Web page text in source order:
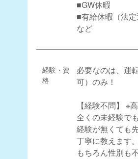
■GW休暇
■有給休暇（法定
など
経験・資
格
必要なのは、運
可）のみ！
【経験不問】 ※
全くの未経験で
経験が無くても
丁寧に教えます。
もちろん性別も